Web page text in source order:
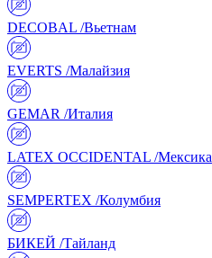
DECOBAL /Вьетнам
EVERTS /Малайзия
GEMAR /Италия
LATEX OCCIDENTAL /Мексика
SEMPERTEX /Колумбия
БИКЕЙ /Тайланд